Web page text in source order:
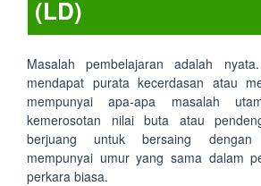
(LD)
Masalah pembelajaran adalah
mendapat purata kecerdasan atau
mempunyai apa-apa masalah
kemerosotan nilai buta atau
berjuang untuk bersaing dengan
mempunyai umur yang sama dalam
perkara biasa.